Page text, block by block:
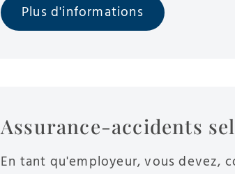
Plus d'informations
Assurance-accidents
En tant qu'employeur, vous devez,